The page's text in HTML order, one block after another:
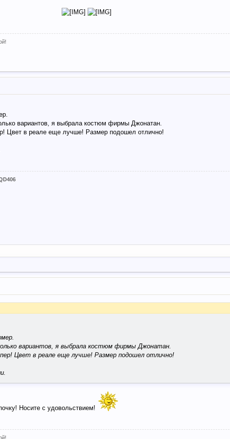
вариантов, я выбрала костюм фирмы Джонатан.
Цвет в реале еще лучше! Размер подошел отлично!
вариантов, я выбрала костюм фирмы Джонатан.
Цвет в реале еще лучше! Размер подошел отлично!
Носите с удовольствием!